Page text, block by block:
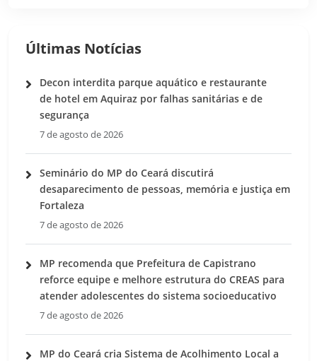
Últimas Notícias
Decon interdita parque aquático e restaurante
de hotel em Aquiraz por falhas sanitárias e de
segurança
7 de agosto de 2026
Seminário do MP do Ceará discutirá
desaparecimento de pessoas, memória e justiça em
Fortaleza
7 de agosto de 2026
MP recomenda que Prefeitura de Capistrano
reforce equipe e melhore estrutura do CREAS para
atender adolescentes do sistema socioeducativo
7 de agosto de 2026
MP do Ceará cria Sistema de Acolhimento Local a